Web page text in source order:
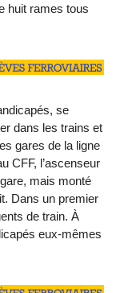
huit rames tous
se
dans les trains et
gares de la ligne
CFF, l’ascenseur
mais monté
Dans un premier
de train. À
eux-mêmes